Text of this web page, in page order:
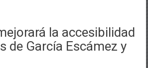
la accesibilidad
de García Escámez y